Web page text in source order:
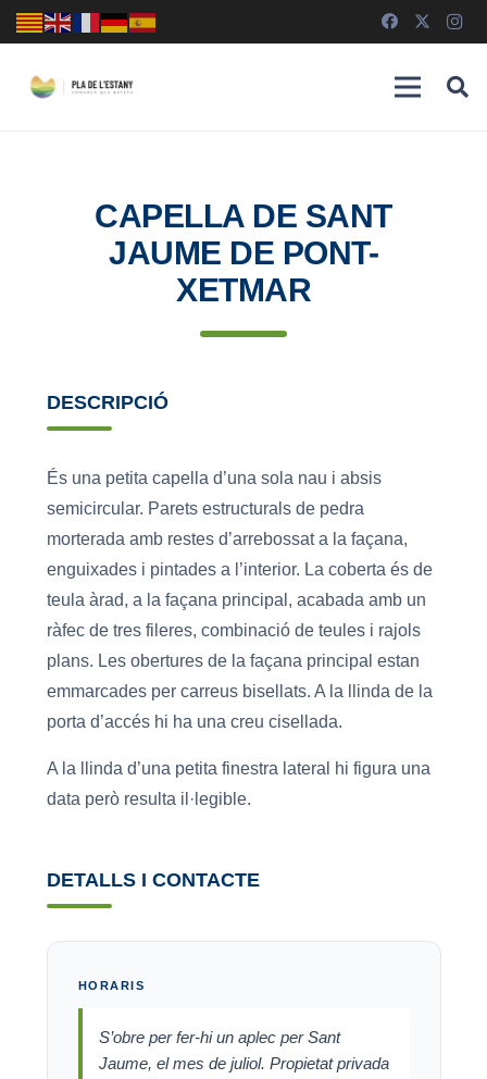
CAPELLA DE SANT
JAUME DE PONT-
XETMAR
DESCRIPCIÓ
És una petita capella d’una sola nau i absis
semicircular. Parets estructurals de pedra
morterada amb restes d’arrebossat a la façana,
enguixades i pintades a l’interior. La coberta és de
teula àrad, a la façana principal, acabada amb un
ràfec de tres fileres, combinació de teules i rajols
plans. Les obertures de la façana principal estan
emmarcades per carreus bisellats. A la llinda de la
porta d’accés hi ha una creu cisellada.
A la llinda d’una petita finestra lateral hi figura una
data però resulta il·legible.
DETALLS I CONTACTE
HORARIS
S’obre per fer-hi un aplec per Sant
Jaume, el mes de juliol. Propietat privada